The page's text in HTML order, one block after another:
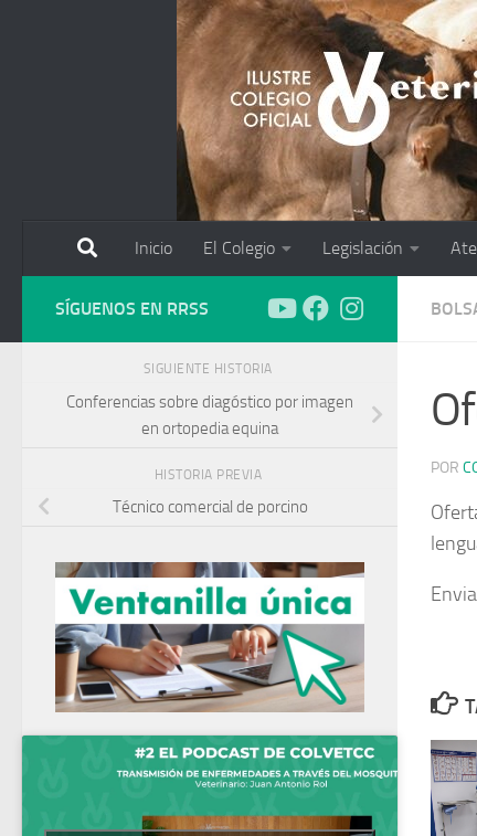
Inicio El Colegio Legislación
POR
SÍGUENOS EN RRSS
SIGUIENTE HISTORIA
Conferencias sobre diagóstico por imagen
en ortopedia equina
HISTORIA PREVIA
Técnico comercial de porcino